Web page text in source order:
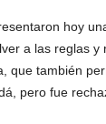
hoy
a las reglas y
que también
pero fue